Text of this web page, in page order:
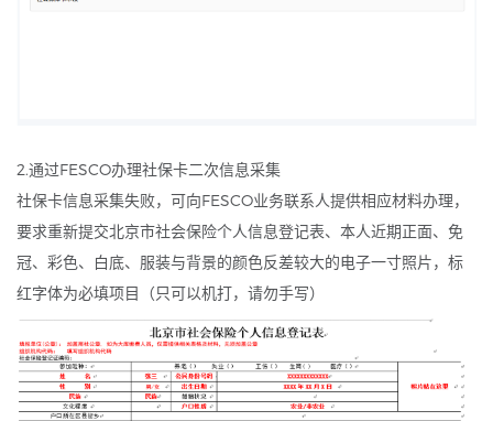
2.通过FESCO办理社保卡二次信息采集
社保卡信息采集失败，可向FESCO业务联系人提供相应材料办理，
要求重新提交北京市社会保险个人信息登记表、本人近期正面、免
冠、彩色、白底、服装与背景的颜色反差较大的电子一寸照片，标
红字体为必填项目（只可以机打，请勿手写）